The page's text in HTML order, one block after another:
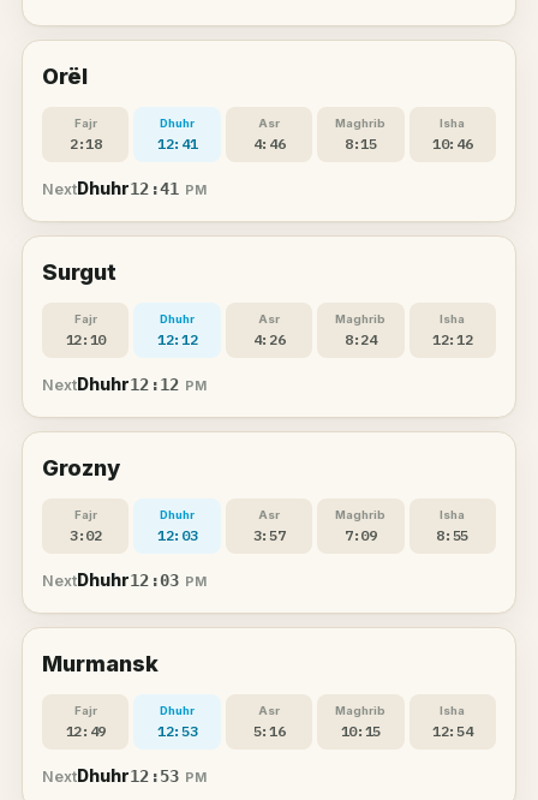
Orël
Fajr
2:18
Dhuhr
12:41
Asr
4:46
Maghrib
8:15
Isha
10:46
Next Dhuhr12:41 PM
Surgut
Fajr
12:10
Dhuhr
12:12
Asr
4:26
Maghrib
8:24
Isha
12:12
Next Dhuhr12:12 PM
Grozny
Fajr
3:02
Dhuhr
12:03
Asr
3:57
Maghrib
7:09
Isha
8:55
Next Dhuhr12:03 PM
Murmansk
Fajr
12:49
Dhuhr
12:53
Asr
5:16
Maghrib
10:15
Isha
12:54
Next Dhuhr12:53 PM